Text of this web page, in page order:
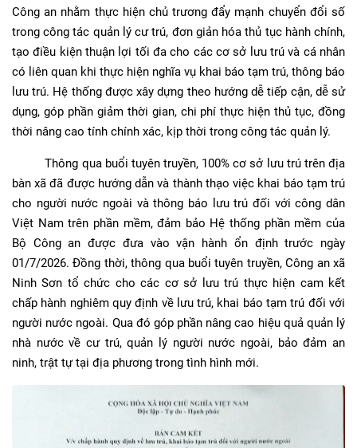
Công an nhằm thực hiện chủ trương đẩy mạnh chuyển đổi số
trong công tác quản lý cư trú, đơn giản hóa thủ tục hành chính,
tạo điều kiện thuận lợi tối đa cho các cơ sở lưu trú và cá nhân
có liên quan khi thực hiện nghĩa vụ khai báo tạm trú, thông báo
lưu trú. Hệ thống được xây dựng theo hướng dễ tiếp cận, dễ sử
dụng, góp phần giảm thời gian, chi phí thực hiện thủ tục, đồng
thời nâng cao tính chính xác, kịp thời trong công tác quản lý.
Thông qua buổi tuyên truyền, 100% cơ sở lưu trú trên địa
bàn xã đã được hướng dẫn và thành thạo việc khai báo tạm trú
cho người nước ngoài và thông báo lưu trú đối với công dân
Việt Nam trên phần mềm, đảm bảo Hệ thống phần mềm của
Bộ Công an được đưa vào vận hành ổn định trước ngày
01/7/2026. Đồng thời, thông qua buổi tuyên truyền, Công an xã
Ninh Sơn tổ chức cho các cơ sở lưu trú thực hiện cam kết
chấp hành nghiêm quy định về lưu trú, khai báo tạm trú đối với
người nước ngoài. Qua đó góp phần nâng cao hiệu quả quản lý
nhà nước về cư trú, quản lý người nước ngoài, bảo đảm an
ninh, trật tự tại địa phương trong tình hình mới.